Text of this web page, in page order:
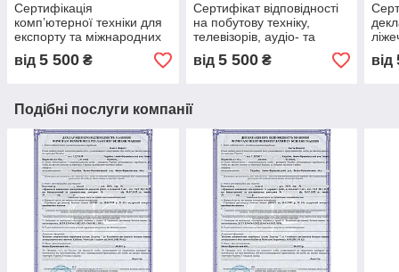
Сертифікація
комп’ютерної техніки для
експорту та міжнародних
стандартів під ключ,
гарантія безпечної та
від 5 500 ₴
Сертифікат відповідності
на побутову техніку,
телевізорів, аудіо- та
відеотехніки для продажу,
повний супровід під ключ
від 5 500₴
EN
від
Подібні послуги компанії